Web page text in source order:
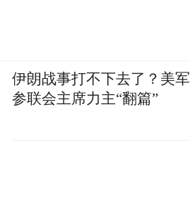
伊朗战事打不下去了？美军
参联会主席力主“翻篇”